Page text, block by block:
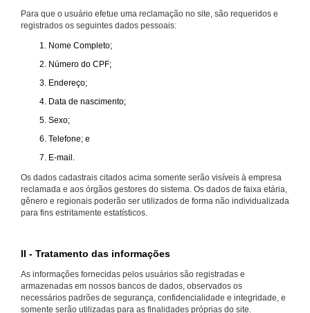
Para que o usuário efetue uma reclamação no site, são requeridos e
registrados os seguintes dados pessoais:
Nome Completo;
Número do CPF;
Endereço;
Data de nascimento;
Sexo;
Telefone; e
E-mail.
Os dados cadastrais citados acima somente serão visíveis à empresa
reclamada e aos órgãos gestores do sistema. Os dados de faixa etária,
gênero e regionais poderão ser utilizados de forma não individualizada
para fins estritamente estatísticos.
II - Tratamento das informações
As informações fornecidas pelos usuários são registradas e
armazenadas em nossos bancos de dados, observados os
necessários padrões de segurança, confidencialidade e integridade, e
somente serão utilizadas para as finalidades próprias do site.